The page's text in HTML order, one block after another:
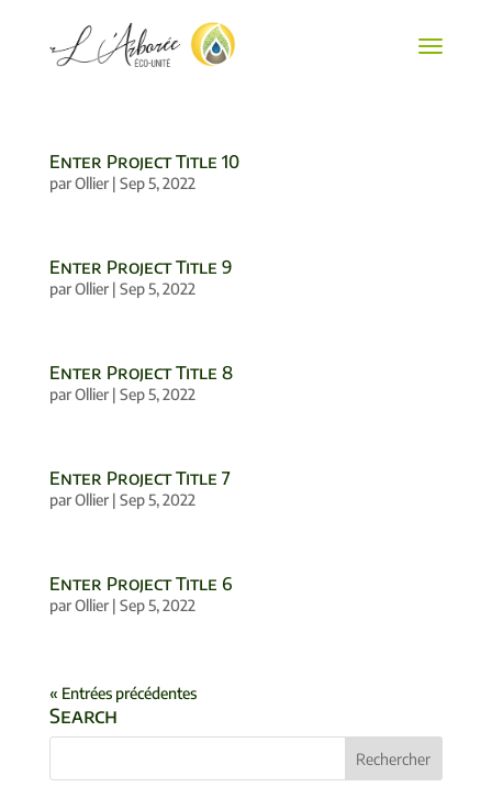
Enter Project Title 10
parOllier| Sep 5, 2022
Enter Project Title 9
parOllier| Sep 5, 2022
Enter Project Title 8
parOllier| Sep 5, 2022
Enter Project Title 7
parOllier| Sep 5, 2022
Enter Project Title 6
parOllier| Sep 5, 2022
« Entrées précédentes
Search